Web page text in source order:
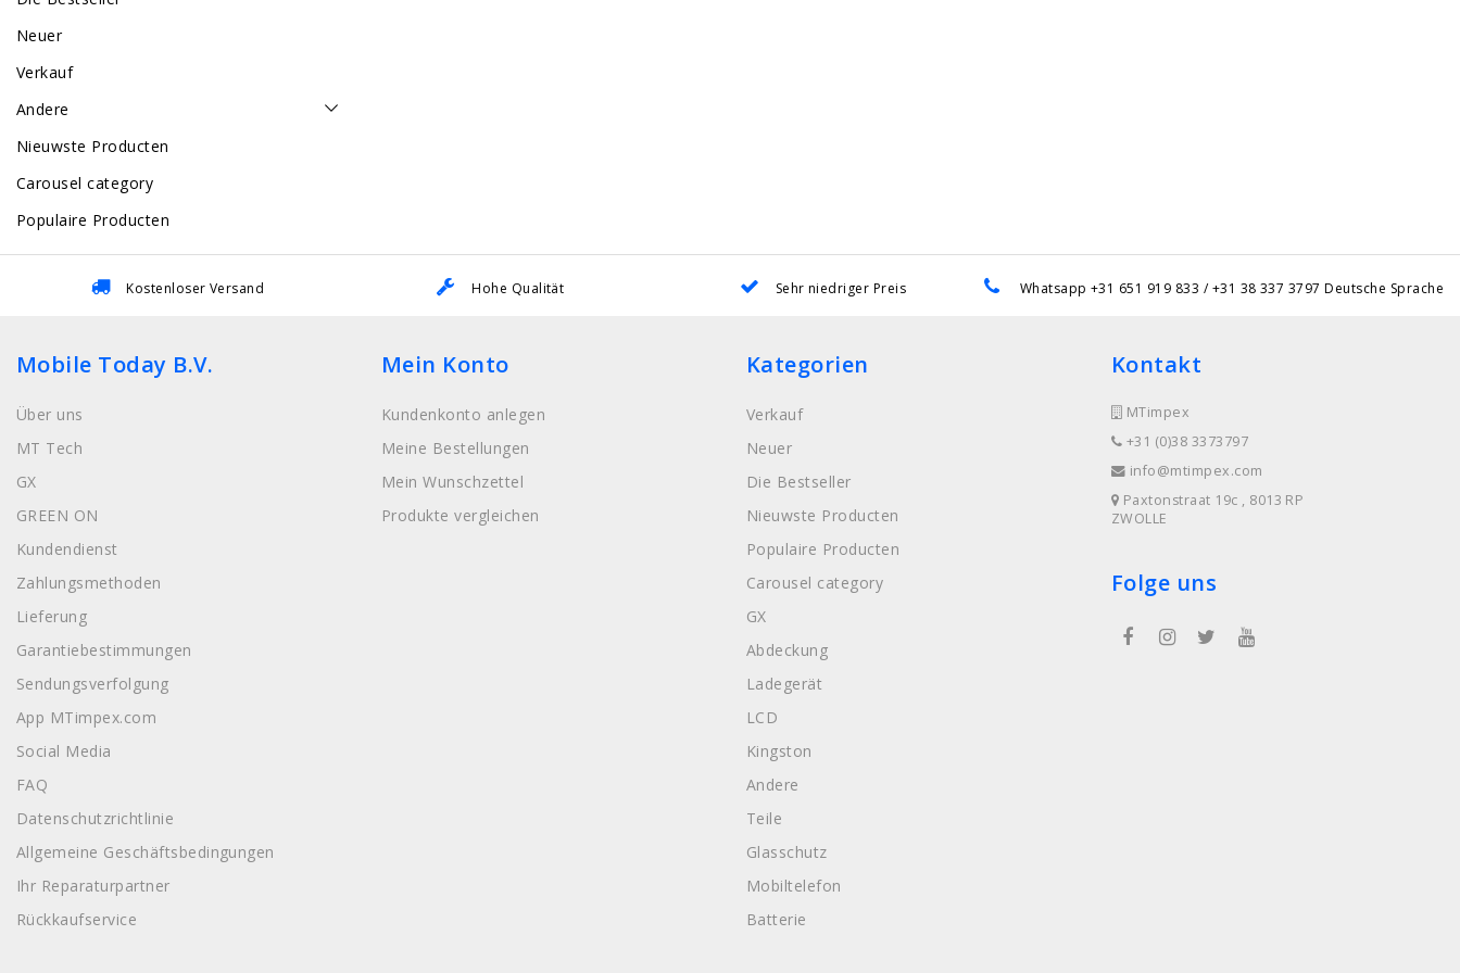
Neuer
Verkauf
Andere
Nieuwste Producten
Carousel category
Populaire Producten
Kostenloser Versand Hohe Qualität Sehr niedriger Preis Whatsapp +31 651 919 833 / +31 38 337 3797 Deutsche Sprache
Mobile Today B.V.
Über uns
MT Tech
GX
GREEN ON
Kundendienst
Zahlungsmethoden
Lieferung
Garantiebestimmungen
Sendungsverfolgung
App MTimpex.com
Social Media
FAQ
Datenschutzrichtlinie
Allgemeine Geschäftsbedingungen
Ihr Reparaturpartner
Rückkaufservice
Mein Konto
Kundenkonto anlegen
Meine Bestellungen
Mein Wunschzettel
Produkte vergleichen
Kategorien
Verkauf
Neuer
Die Bestseller
Nieuwste Producten
Populaire Producten
Carousel category
GX
Abdeckung
Ladegerät
LCD
Kingston
Andere
Teile
Glasschutz
Mobiltelefon
Batterie
Kontakt
MTimpex
+31 (0)38 3373797
info@mtimpex.com
Paxtonstraat 19c , 8013 RP
ZWOLLE
Folge uns